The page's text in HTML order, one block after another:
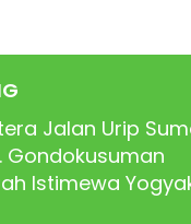
Jalan Urip
Gondokusuman
Istimewa